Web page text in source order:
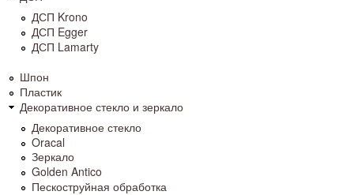
ДСП Krono
ДСП Egger
ДСП Lamarty
Шпон
Пластик
Декоративное стекло и зеркало
Декоративное стекло
Oracal
Зеркало
Golden Antico
Пескоструйная обработка